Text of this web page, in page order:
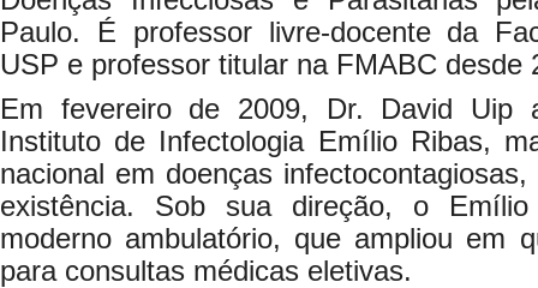
Paulo. É professor livre-docente da
USP e professor titular na FMABC desde
Em fevereiro de 2009, Dr. David Uip
Instituto de Infectologia Emílio Ribas,
nacional em doenças
existência. Sob sua direção, o
moderno ambulatório, que ampliou em
para consultas médicas eletivas.